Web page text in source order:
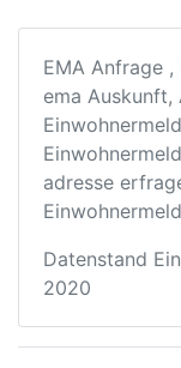
EMA Anfrage
ema Auskunft,
adresse
Datenstand
2020